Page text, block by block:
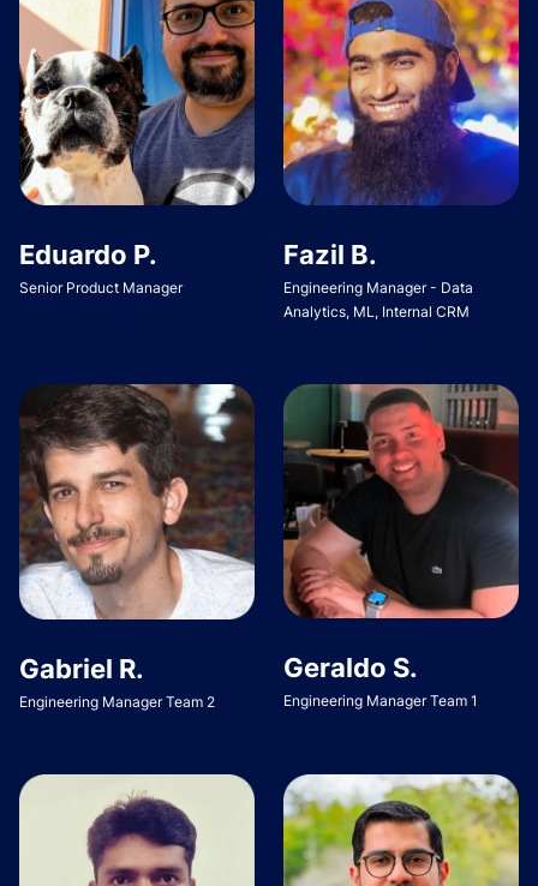
Eduardo P.
Senior Product Manager
Fazil B.
Engineering Manager - Data
Analytics, ML, Internal CRM
Gabriel R.
Engineering Manager Team 2
Geraldo S.
Engineering Manager Team 1